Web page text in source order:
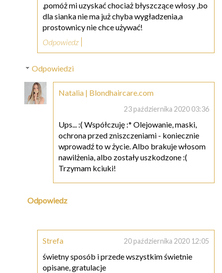
,pomóż mi uzyskać chociaż błyszczące włosy ,bo
dla sianka nie ma już chyba wygładzenia,a
prostownicy nie chce używać!
Odpowiedz
Odpowiedzi
Natalia | Blondhaircare.com
23 października 2020 03:36
Ups... :( Współczuję :* Olejowanie, maski,
ochrona przed zniszczeniami - koniecznie
wprowadź to w życie. Albo brakuje włosom
nawilżenia, albo zostały uszkodzone :(
Trzymam kciuki!
Odpowiedz
Strefa 20 października 2020 12:05
świetny sposób i przede wszystkim świetnie
opisane, gratulacje